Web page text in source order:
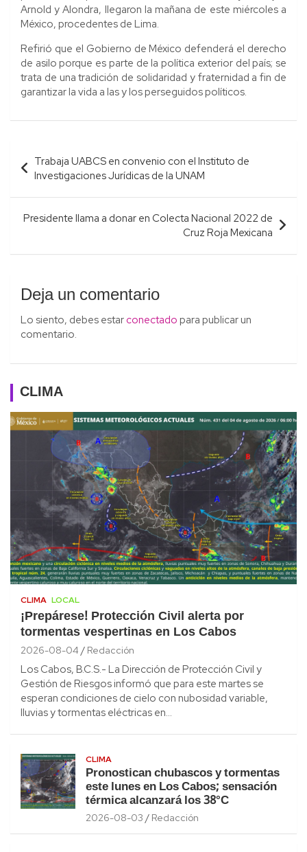
Arnold y Alondra, llegaron la mañana de este miércoles a
México, procedentes de Lima.
Refirió que el Gobierno de México defenderá el derecho
de asilo porque es parte de la política exterior del país; se
trata de una tradición de solidaridad y fraternidad a fin de
garantizar la vida a las y los perseguidos políticos.
Navegación
de
entradas
Trabaja UABCS en convenio con el Instituto de
Investigaciones Jurídicas de la UNAM
Presidente llama a donar en Colecta Nacional 2022 de
Cruz Roja Mexicana
Deja un comentario
Lo siento, debes estar conectado para publicar un
comentario.
CLIMA
CLIMA LOCAL
¡Prepárese! Protección Civil alerta por
tormentas vespertinas en Los Cabos
2026-08-04 Redacción
Los Cabos, B.C.S.- La Dirección de Protección Civil y
Gestión de Riesgos informó que para este martes se
esperan condiciones de cielo con nubosidad variable,
lluvias y tormentas eléctricas en…
CLIMA
Pronostican chubascos y tormentas
este lunes en Los Cabos; sensación
térmica alcanzará los 38°C
2026-08-03 Redacción